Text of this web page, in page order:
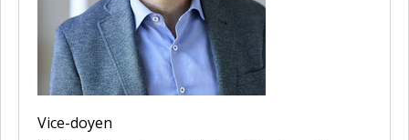
Vice-doyen